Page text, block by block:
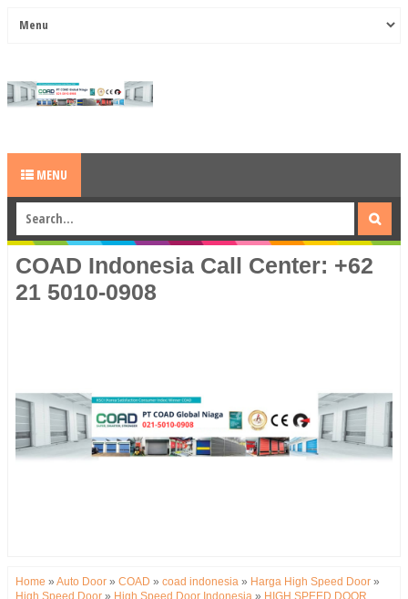
MENU
COAD Indonesia Call Center: +62
21 5010-0908
Home » Auto Door » COAD » coad indonesia » Harga High Speed Door »
High Speed Door » High Speed Door Indonesia » HIGH SPEED DOOR